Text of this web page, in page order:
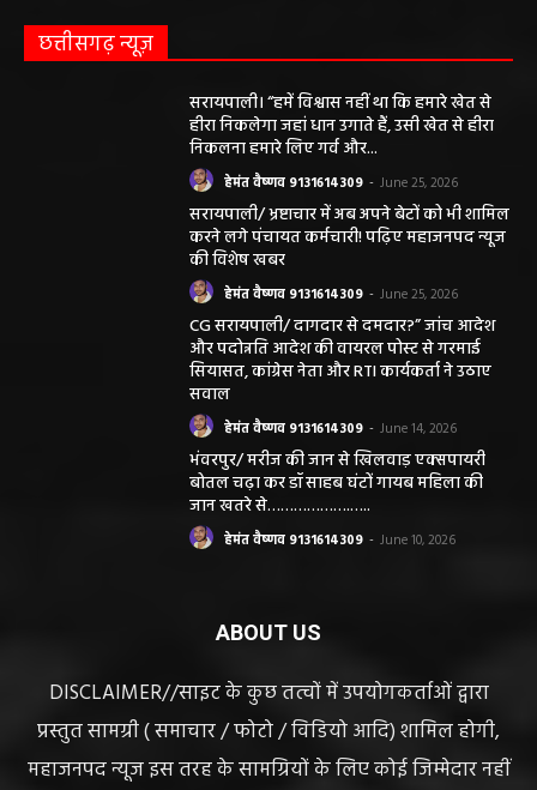
छत्तीसगढ़ न्यूज़
सरायपाली। “हमें विश्वास नहीं था कि हमारे खेत से
हीरा निकलेगा जहां धान उगाते हैं, उसी खेत से हीरा
निकलना हमारे लिए गर्व और...
हेमंत वैष्णव 9131614309 - June 25, 2026
सरायपाली/ भ्रष्टाचार में अब अपने बेटों को भी शामिल
करने लगे पंचायत कर्मचारी! पढ़िए महाजनपद न्यूज
की विशेष खबर
हेमंत वैष्णव 9131614309 - June 25, 2026
CG सरायपाली/ दागदार से दमदार?” जांच आदेश
और पदोन्नति आदेश की वायरल पोस्ट से गरमाई
सियासत, कांग्रेस नेता और RTI कार्यकर्ता ने उठाए
सवाल
हेमंत वैष्णव 9131614309 - June 14, 2026
भंवरपुर/ मरीज की जान से खिलवाड़ एक्सपायरी
बोतल चढ़ा कर डॉ साहब घंटों गायब महिला की
जान खतरे से……………….…..
हेमंत वैष्णव 9131614309 - June 10, 2026
ABOUT US
DISCLAIMER//साइट के कुछ तत्वों में उपयोगकर्ताओं द्वारा
प्रस्तुत सामग्री ( समाचार / फोटो / विडियो आदि) शामिल होगी,
महाजनपद न्यूज इस तरह के सामग्रियों के लिए कोई जिम्मेदार नहीं